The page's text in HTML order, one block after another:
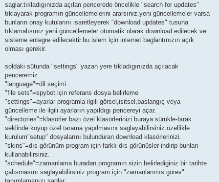
saglar.tıkladıgınızda açılan pencerede öncelikle "search for updates"
tıklayarak programın güncellemelerini ararsınız.yeni güncellemeler varsa
bunların onay kutularını isaretleyerek "download updates" tusuna
tıklamalısınız.yeni güncellemeler otomatik olarak download edilecek ve
sisteme entegre edilecektir.bu islem için internet baglantınızın açık
olması gerekir.
soldaki sütunda "settings" yazan yere tıkladıgınızda açılacak
penceremiz.
"language"=dil seçimi
"file sets"=spybot için referans dosya belirleme
"settings"=ayarlar programla ilgili görsel,isitsel,baslangıç veya
güncelleme ile ilgili ayarların yapıldıgı pencereyi açar.
"directories"=klasörler bazı özel klasörlerinizi buraya sürükle-bırak
seklinde koyup özel tarama yapılmasını saglayabilirsiniz.özellikle
kurulum"setup" dosyalarını bulunduran download klasörlerinizi.
"skins"=dıs görünüm program için farklı dıs görünüsler indirip bunları
kullanabilirsiniz.
"schedule"=zamanlama buradan programın sizin belirlediginiz bir tarihte
çalısmasını saglayabilirsiniz.program için "zamanlanmıs görev"